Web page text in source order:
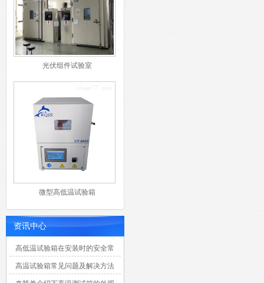
光伏组件试验室
微型高低温试验箱
资讯中心
高低温试验箱在安装时的安全常
识有那八大点？
高温试验箱常见问题及解决方法